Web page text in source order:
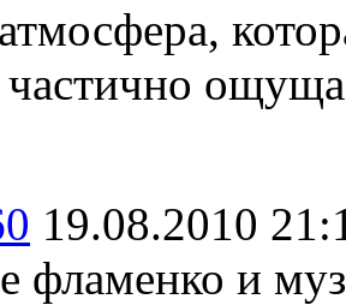
частично
19.08.2010
фламенко и